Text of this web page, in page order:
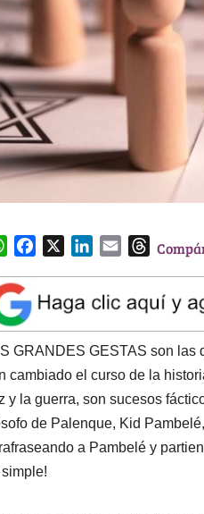
W
a
t
s
A
p
p
e
b
o
o
k
k
e
d
I
n
l
T
e
a
d
s
GRANDES GESTAS son las
cambiado el curso de la
y la guerra, son sucesos
de Palenque, Kid
a Pambelé y